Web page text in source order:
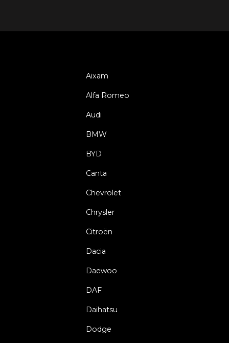
Aixam
Alfa Romeo
Audi
BMW
BYD
Canta
Chevrolet
Chrysler
Citroën
Dacia
Daewoo
DAF
Daihatsu
Dodge